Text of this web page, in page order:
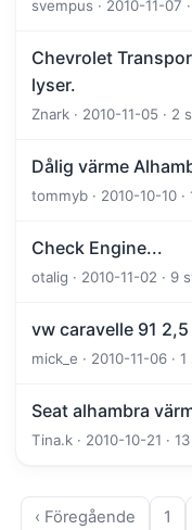
svempus · 2010-11-07
Chevrolet
lyser.
Znark · 2010-11-05 · 2
Dålig värme
tommyb · 2010-10-10
Check Engine...
otalig · 2010-11-02 · 9
vw caravelle 91
mick_e · 2010-11-06 ·
Seat alhambra
Tina.k · 2010-10-21 ·
‹ Föregående 1